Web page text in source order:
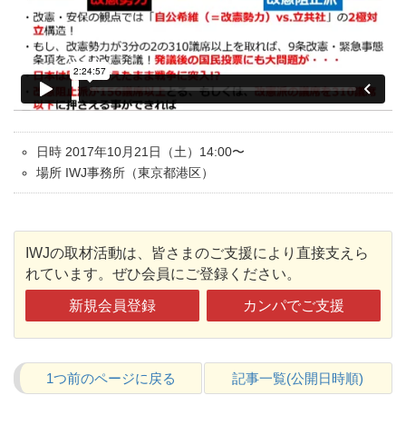
日時 2017年10月21日（土）14:00〜
場所 IWJ事務所（東京都港区）
IWJの取材活動は、皆さまのご支援により直接支えら
れています。ぜひ会員にご登録ください。
新規会員登録 カンパでご支援
1つ前のページに戻る 記事一覧(公開日時順)